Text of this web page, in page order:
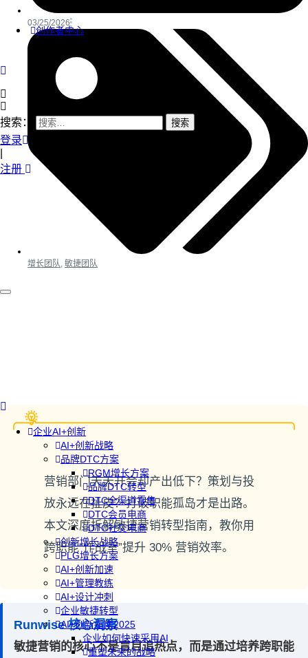
创作者中心
搜索：
登录
注册
企业AI+创新
AI+创新战略
品牌DTC方案
RGM增长方案
品牌DTC转型
DTC全渠道零售
DTC会员电商
DTC社交电商
创新增长战略
PLG增长方案
AI+创新加速
AI+管理教练
AI+设计冲刺
企业敏捷转型
AI+创新指南2025
企业如何快速采用AI
重塑未来的战略
03/25/2026
增长团队 敏捷团队
营销部门天天开会却产出低下？策划与投
放永远在扯皮？打破职能孤岛才是出路。
本文深度拆解敏捷营销转型指南，教你用
跨职能“作战室”提升 30% 营销效率。
Runwise 核心洞察
敏捷营销的核心不是盲目追热点，而是通过培养跨职能